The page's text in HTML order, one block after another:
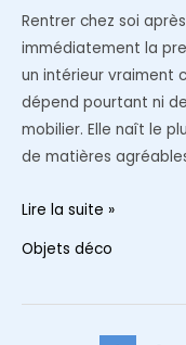
Rentrer chez soi
immédiatement la
un intérieur vraiment
dépend pourtant ni
mobilier. Elle naît le
de matières
Comment
Lire la suite »
Objets déco